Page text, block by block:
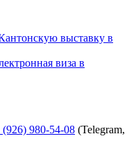
выставку в
виза в
(926) 980-54-08 (Telegram,